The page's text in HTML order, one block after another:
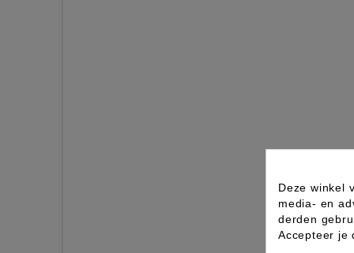
Deze winkel
media- en
derden
Accepteer je